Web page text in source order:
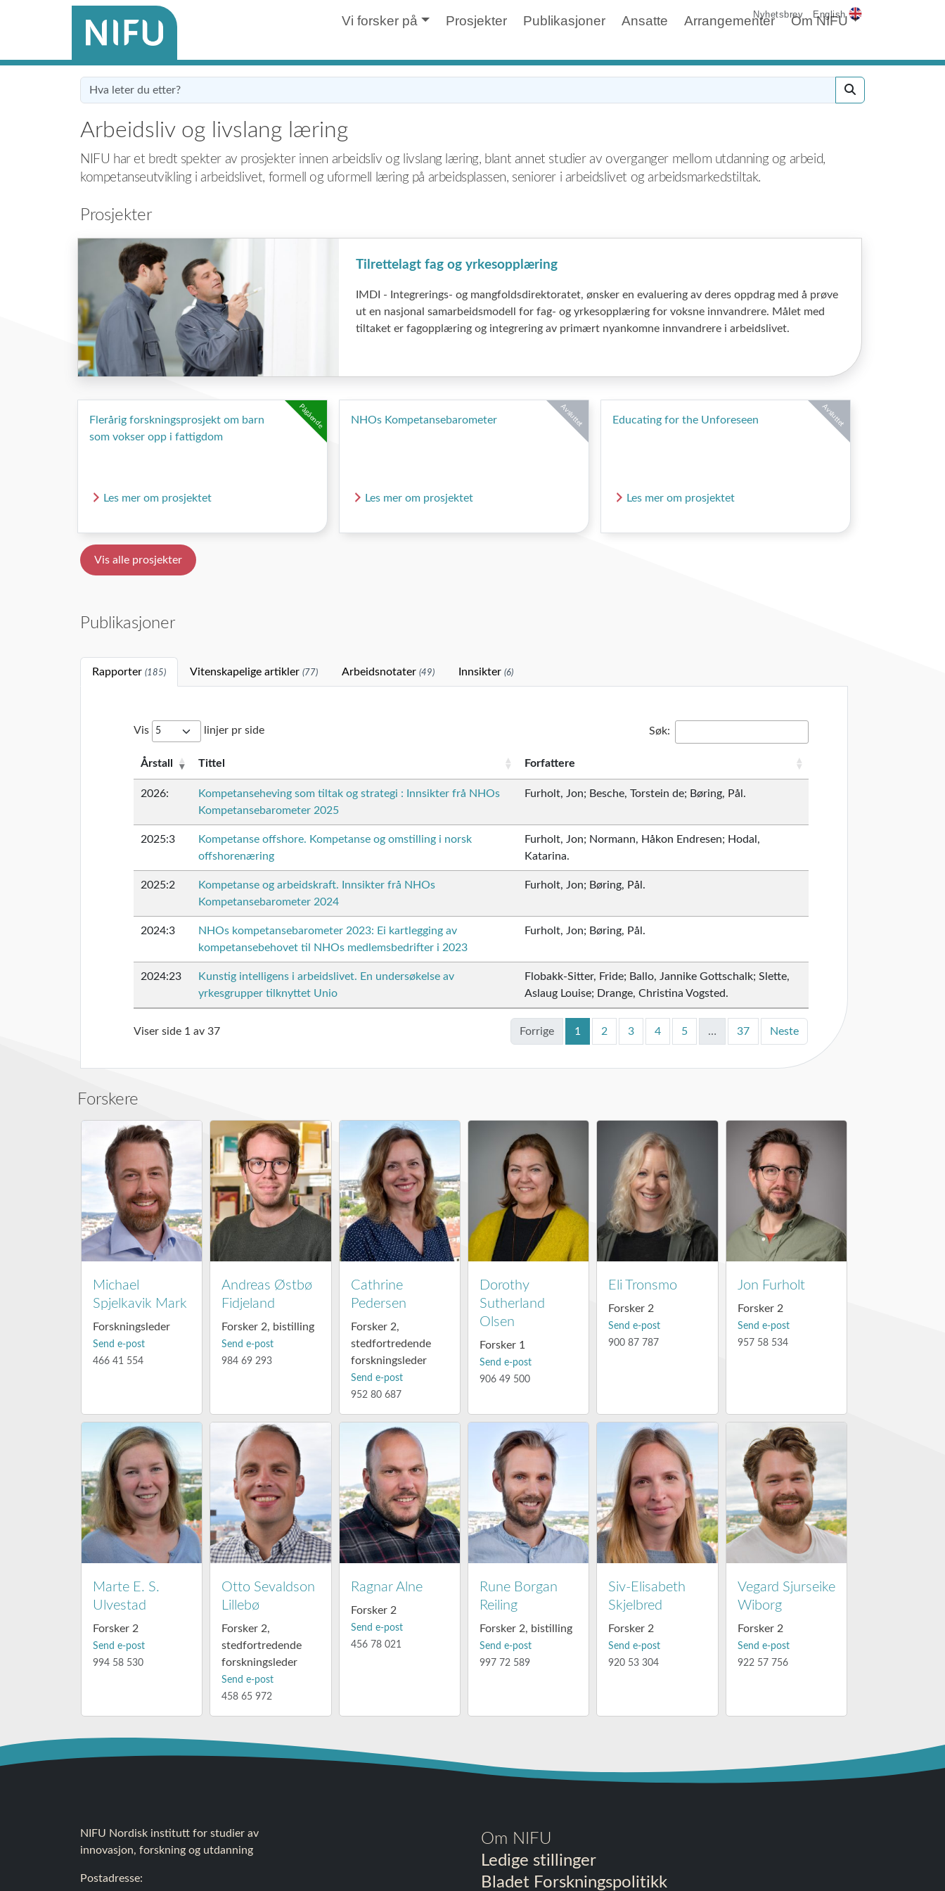
Nyhetsbrev English
Vi forsker på Prosjekter Publikasjoner Ansatte Arrangementer Om NIFU
Arbeidsliv og livslang læring
NIFU har et bredt spekter av prosjekter innen arbeidsliv og livslang læring, blant annet studier av overganger mellom utdanning og arbeid,
kompetanseutvikling i arbeidslivet, formell og uformell læring på arbeidsplassen, seniorer i arbeidslivet og arbeidsmarkedstiltak.
Prosjekter
Tilrettelagt fag og yrkesopplæring
IMDI - Integrerings- og mangfoldsdirektoratet, ønsker en evaluering av deres oppdrag med å prøve
ut en nasjonal samarbeidsmodell for fag- og yrkesopplæring for voksne innvandrere. Målet med
tiltaket er fagopplæring og integrering av primært nyankomne innvandrere i arbeidslivet.
Pågående
Flerårig forskningsprosjekt om barn
som vokser opp i fattigdom
Les mer om prosjektet
Avsluttet
NHOs Kompetansebarometer
Les mer om prosjektet
Avsluttet
Educating for the Unforeseen
Les mer om prosjektet
Vis alle prosjekter
Publikasjoner
Rapporter (185) Vitenskapelige artikler (77) Arbeidsnotater (49) Innsikter (6)
Vis linjer pr side Søk:
Årstall Tittel Forfattere
2026:
Kompetanseheving som tiltak og strategi : Innsikter frå NHOs
Kompetansebarometer 2025
Furholt, Jon; Besche, Torstein de; Børing, Pål.
2025:3
Kompetanse offshore. Kompetanse og omstilling i norsk
offshorenæring
Furholt, Jon; Normann, Håkon Endresen; Hodal,
Katarina.
2025:2
Kompetanse og arbeidskraft. Innsikter frå NHOs
Kompetansebarometer 2024
Furholt, Jon; Børing, Pål.
2024:3
NHOs kompetansebarometer 2023: Ei kartlegging av
kompetansebehovet til NHOs medlemsbedrifter i 2023
Furholt, Jon; Børing, Pål.
2024:23
Kunstig intelligens i arbeidslivet. En undersøkelse av
yrkesgrupper tilknyttet Unio
Flobakk-Sitter, Fride; Ballo, Jannike Gottschalk; Slette,
Aslaug Louise; Drange, Christina Vogsted.
Viser side 1 av 37 Forrige 1 2 3 4 5 … 37 Neste
Forskere
Michael
Spjelkavik Mark
Forskningsleder
Send e-post
466 41 554
Andreas Østbø
Fidjeland
Forsker 2, bistilling
Send e-post
984 69 293
Cathrine
Pedersen
Forsker 2,
stedfortredende
forskningsleder
Send e-post
952 80 687
Dorothy
Sutherland
Olsen
Forsker 1
Send e-post
906 49 500
Eli Tronsmo
Forsker 2
Send e-post
900 87 787
Jon Furholt
Forsker 2
Send e-post
957 58 534
Marte E. S.
Ulvestad
Forsker 2
Send e-post
994 58 530
Otto Sevaldson
Lillebø
Forsker 2,
stedfortredende
forskningsleder
Send e-post
458 65 972
Ragnar Alne
Forsker 2
Send e-post
456 78 021
Rune Borgan
Reiling
Forsker 2, bistilling
Send e-post
997 72 589
Siv-Elisabeth
Skjelbred
Forsker 2
Send e-post
920 53 304
Vegard Sjurseike
Wiborg
Forsker 2
Send e-post
922 57 756
NIFU Nordisk institutt for studier av
innovasjon, forskning og utdanning
Postadresse:
Om NIFU
Ledige stillinger
Bladet Forskningspolitikk